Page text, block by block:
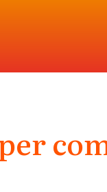
HEADQUARTER